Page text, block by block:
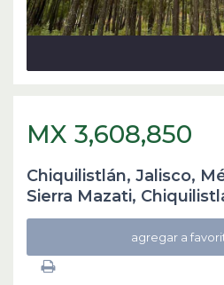
MX 3,608,850
Chiquilistlán, Jalisco,
Sierra Mazati,
agregar a